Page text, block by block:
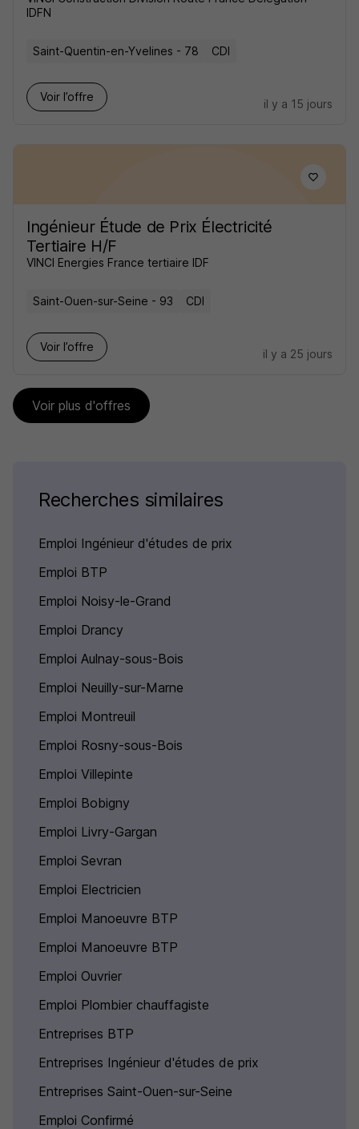
IDFN
Saint-Quentin-en-Yvelines - 78 CDI
Voir l’offre
il y a 15 jours
Ingénieur Étude de Prix Électricité
Tertiaire H/F
VINCI Energies France tertiaire IDF
Saint-Ouen-sur-Seine - 93 CDI
Voir l’offre
il y a 25 jours
Voir plus d'offres
Recherches similaires
Emploi Ingénieur d'études de prix
Emploi BTP
Emploi Noisy-le-Grand
Emploi Drancy
Emploi Aulnay-sous-Bois
Emploi Neuilly-sur-Marne
Emploi Montreuil
Emploi Rosny-sous-Bois
Emploi Villepinte
Emploi Bobigny
Emploi Livry-Gargan
Emploi Sevran
Emploi Electricien
Emploi Manoeuvre BTP
Emploi Manoeuvre BTP
Emploi Ouvrier
Emploi Plombier chauffagiste
Entreprises BTP
Entreprises Ingénieur d'études de prix
Entreprises Saint-Ouen-sur-Seine
Emploi Confirmé